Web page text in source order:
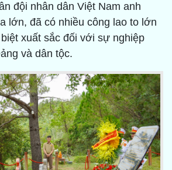
đội nhân dân Việt Nam anh
lớn, đã có nhiều công lao to lớn
xuất sắc đối với sự nghiệp
và dân tộc.